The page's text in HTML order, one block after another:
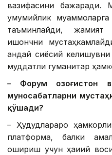
вазифасини бажаради.
умумийлик
таъминлайди,
ишончни
қандай сиёсий келишувни
муддатли гуманитар
– Форум Қозоғистон
муносабатларни
қўшади?
– Ҳудудлараро
платформа, балки
ошириш учун ҳақиқий